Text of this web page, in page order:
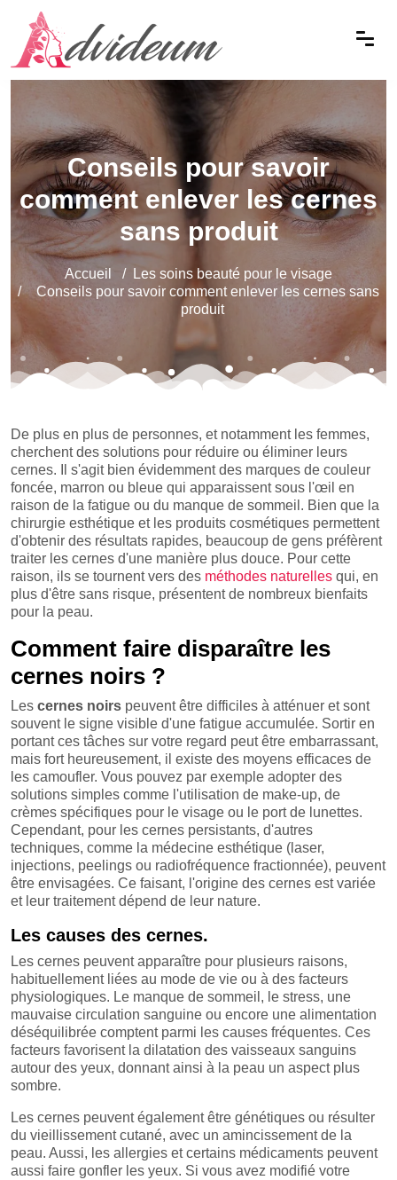
Conseils pour savoir
comment enlever les cernes
sans produit
Accueil
Les soins beauté pour le visage
Conseils pour savoir comment enlever les cernes sans
produit
De plus en plus de personnes, et notamment les femmes,
cherchent des solutions pour réduire ou éliminer leurs
cernes. Il s'agit bien évidemment des marques de couleur
foncée, marron ou bleue qui apparaissent sous l'œil en
raison de la fatigue ou du manque de sommeil. Bien que la
chirurgie esthétique et les produits cosmétiques permettent
d'obtenir des résultats rapides, beaucoup de gens préfèrent
traiter les cernes d'une manière plus douce. Pour cette
raison, ils se tournent vers des méthodes naturelles qui, en
plus d'être sans risque, présentent de nombreux bienfaits
pour la peau.
Comment faire disparaître les
cernes noirs ?
Les cernes noirs peuvent être difficiles à atténuer et sont
souvent le signe visible d'une fatigue accumulée. Sortir en
portant ces tâches sur votre regard peut être embarrassant,
mais fort heureusement, il existe des moyens efficaces de
les camoufler. Vous pouvez par exemple adopter des
solutions simples comme l'utilisation de make-up, de
crèmes spécifiques pour le visage ou le port de lunettes.
Cependant, pour les cernes persistants, d'autres
techniques, comme la médecine esthétique (laser,
injections, peelings ou radiofréquence fractionnée), peuvent
être envisagées. Ce faisant, l'origine des cernes est variée
et leur traitement dépend de leur nature.
Les causes des cernes.
Les cernes peuvent apparaître pour plusieurs raisons,
habituellement liées au mode de vie ou à des facteurs
physiologiques. Le manque de sommeil, le stress, une
mauvaise circulation sanguine ou encore une alimentation
déséquilibrée comptent parmi les causes fréquentes. Ces
facteurs favorisent la dilatation des vaisseaux sanguins
autour des yeux, donnant ainsi à la peau un aspect plus
sombre.
Les cernes peuvent également être génétiques ou résulter
du vieillissement cutané, avec un amincissement de la
peau. Aussi, les allergies et certains médicaments peuvent
aussi faire gonfler les yeux. Si vous avez modifié votre